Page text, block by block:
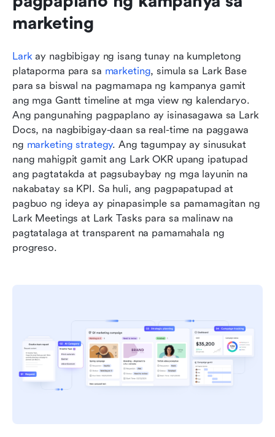
marketing
Lark ay nagbibigay ng isang tunay na kumpletong
plataporma para sa marketing, simula sa Lark Base
para sa biswal na pagmamapa ng kampanya gamit
ang mga Gantt timeline at mga view ng kalendaryo.
Ang pangunahing pagpaplano ay isinasagawa sa Lark
Docs, na nagbibigay-daan sa real-time na paggawa
ng marketing strategy. Ang tagumpay ay sinusukat
nang mahigpit gamit ang Lark OKR upang ipatupad
ang pagtatakda at pagsubaybay ng mga layunin na
nakabatay sa KPI. Sa huli, ang pagpapatupad at
pagbuo ng ideya ay pinapasimple sa pamamagitan ng
Lark Meetings at Lark Tasks para sa malinaw na
pagtatalaga at transparent na pamamahala ng
progreso.